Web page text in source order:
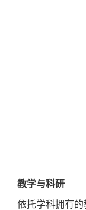
教学与科研
依托学科拥有